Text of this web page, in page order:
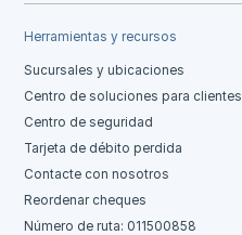
Herramientas y recursos
Sucursales y ubicaciones
Centro de soluciones para clientes
Centro de seguridad
Tarjeta de débito perdida
Contacte con nosotros
Reordenar cheques
Número de ruta: 011500858